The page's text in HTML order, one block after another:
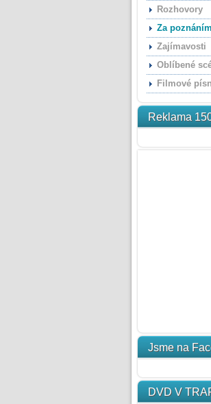
Rozhovory
Za poznáním
Zajímavosti
Oblíbené
Filmové
Reklama
Jsme na
DVD V